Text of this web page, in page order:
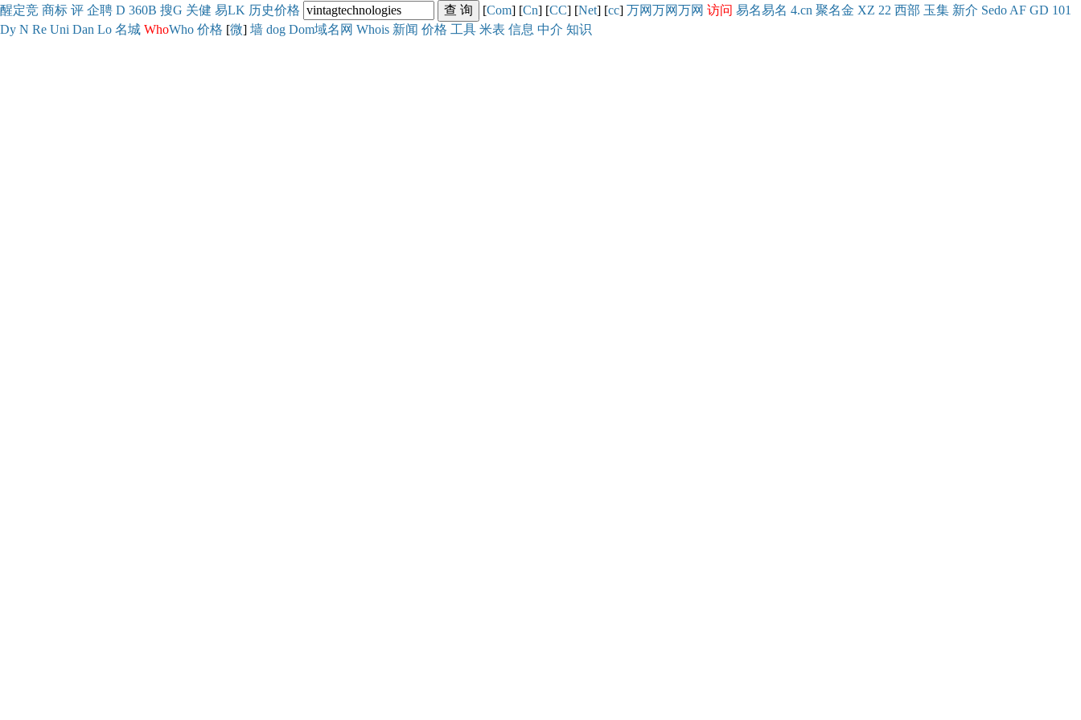
醒定竞 商标 评 企聘 D 360B 搜G 关健 易LK 历史价格 [Com] [Cn] [CC] [Net] [cc] 万网万网万网 访问 易名易名 4.cn 聚名金 XZ 22 西部 玉集 新介 Sedo AF GD 101
Dy N Re Uni Dan Lo 名城 WhoWho 价格 [微] 墙 dog Dom域名网 Whois 新闻 价格 工具 米表 信息 中介 知识